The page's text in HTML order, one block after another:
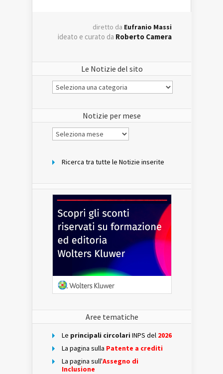
diretto da Eufranio Massi
ideato e curato da Roberto Camera
Le Notizie del sito
Le
Notizie
Notizie per mese
Notizie
per
Ricerca tra tutte le Notizie inserite
Aree tematiche
Le principali circolari INPS del 2026
La pagina sulla Patente a crediti
La pagina sull'Assegno di
Inclusione